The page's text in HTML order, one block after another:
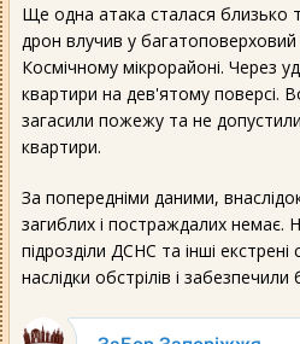
Ще одна атака сталася близько
дрон влучив у
Космічному мікрорайоні. Через
квартири на дев'ятому поверсі.
загасили пожежу та не допустили
квартири.
За попередніми даними,
загиблих і постраждалих немає.
підрозділи ДСНС та інші екстрені
наслідки обстрілів і